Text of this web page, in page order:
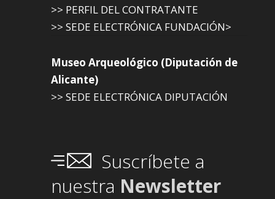
>> PERFIL DEL CONTRATANTE
>> SEDE ELECTRÓNICA FUNDACIÓN>
Museo Arqueológico (Diputación de
Alicante)
>> SEDE ELECTRÓNICA DIPUTACIÓN
Suscríbete a
nuestra Newsletter